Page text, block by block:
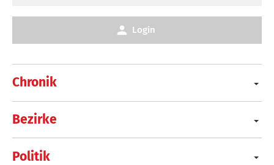
Chronik
Bezirke
Politik
Login